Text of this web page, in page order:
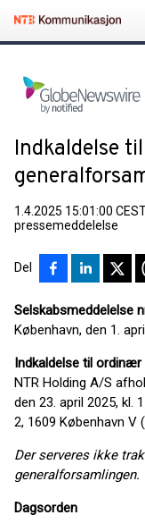
Indkaldelse
1.4.2025 15:01:00
pressemeddelelse
Del
Selskabsmeddelelse
København, den 1.
Indkaldelse til
NTR Holding A/S
den 23. april 2025, kl.
2, 1609 København V
Der serveres ikke
generalforsamlingen.
Dagsorden